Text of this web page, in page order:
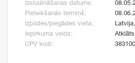
Izsludināšanas datums:
Pieteikšanās termiņš:
Izpildes/piegādes vieta:
Iepirkuma veids:
CPV kodi: